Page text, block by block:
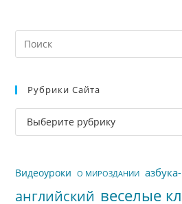
Рубрики Сайта
Рубрики
сайта
Видеоуроки О МИРОЗДАНИИ
английский веселые